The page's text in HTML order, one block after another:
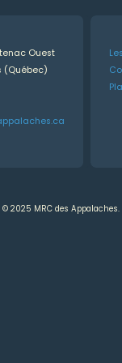
Ouest
(Québec)
© 2025 MRC des